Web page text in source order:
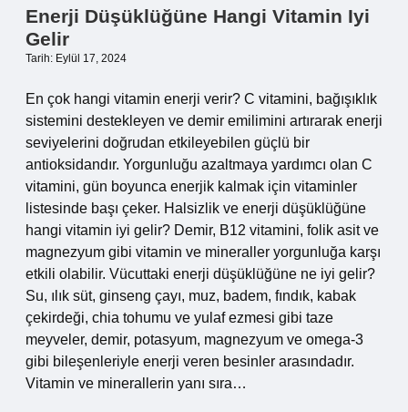
Enerji Düşüklüğüne Hangi Vitamin Iyi
Gelir
Tarih: Eylül 17, 2024
En çok hangi vitamin enerji verir? C vitamini, bağışıklık
sistemini destekleyen ve demir emilimini artırarak enerji
seviyelerini doğrudan etkileyebilen güçlü bir
antioksidandır. Yorgunluğu azaltmaya yardımcı olan C
vitamini, gün boyunca enerjik kalmak için vitaminler
listesinde başı çeker. Halsizlik ve enerji düşüklüğüne
hangi vitamin iyi gelir? Demir, B12 vitamini, folik asit ve
magnezyum gibi vitamin ve mineraller yorgunluğa karşı
etkili olabilir. Vücuttaki enerji düşüklüğüne ne iyi gelir?
Su, ılık süt, ginseng çayı, muz, badem, fındık, kabak
çekirdeği, chia tohumu ve yulaf ezmesi gibi taze
meyveler, demir, potasyum, magnezyum ve omega-3
gibi bileşenleriyle enerji veren besinler arasındadır.
Vitamin ve minerallerin yanı sıra…